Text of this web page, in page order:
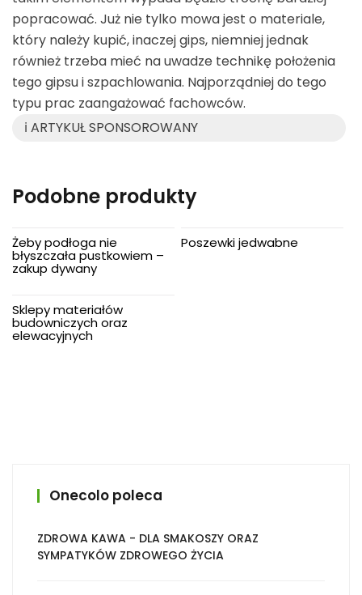
popracować. Już nie tylko mowa jest o materiale,
który należy kupić, inaczej gips, niemniej jednak
również trzeba mieć na uwadze technikę położenia
tego gipsu i szpachlowania. Najporządniej do tego
typu prac zaangażować fachowców.
ℹ️ ARTYKUŁ SPONSOROWANY
Podobne produkty
Żeby podłoga nie
błyszczała pustkowiem –
zakup dywany
Poszewki jedwabne
Sklepy materiałów
budowniczych oraz
elewacyjnych
Onecolo poleca
ZDROWA KAWA - DLA SMAKOSZY ORAZ
SYMPATYKÓW ZDROWEGO ŻYCIA